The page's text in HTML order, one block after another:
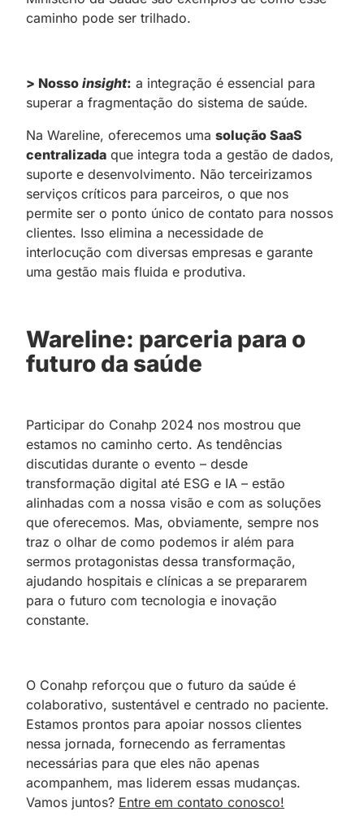
caminho pode ser trilhado.
> Nosso insight: a integração é essencial para
superar a fragmentação do sistema de saúde.
Na Wareline, oferecemos uma solução SaaS
centralizada que integra toda a gestão de dados,
suporte e desenvolvimento. Não terceirizamos
serviços críticos para parceiros, o que nos
permite ser o ponto único de contato para nossos
clientes. Isso elimina a necessidade de
interlocução com diversas empresas e garante
uma gestão mais fluida e produtiva.
Wareline: parceria para o
futuro da saúde
Participar do Conahp 2024 nos mostrou que
estamos no caminho certo. As tendências
discutidas durante o evento – desde
transformação digital até ESG e IA – estão
alinhadas com a nossa visão e com as soluções
que oferecemos. Mas, obviamente, sempre nos
traz o olhar de como podemos ir além para
sermos protagonistas dessa transformação,
ajudando hospitais e clínicas a se prepararem
para o futuro com tecnologia e inovação
constante.
O Conahp reforçou que o futuro da saúde é
colaborativo, sustentável e centrado no paciente.
Estamos prontos para apoiar nossos clientes
nessa jornada, fornecendo as ferramentas
necessárias para que eles não apenas
acompanhem, mas liderem essas mudanças.
Vamos juntos? Entre em contato conosco!